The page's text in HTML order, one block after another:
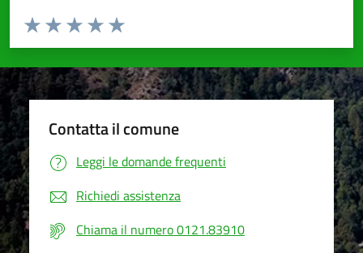
Valuta da 1 a 5 stelle la pagina
Valuta 5 stelle su 5
Valuta 4 stelle su 5
Valuta 3 stelle su 5
Valuta 2 stelle su 5
Valuta 1 stelle su 5
Contatta il comune
Leggi le domande frequenti
Richiedi assistenza
Chiama il numero 0121.83910